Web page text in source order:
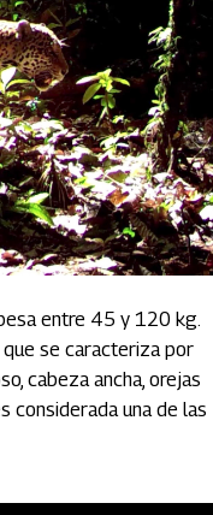
entre 45 y 120 kg.
que se caracteriza por
cabeza ancha, orejas
considerada una de las